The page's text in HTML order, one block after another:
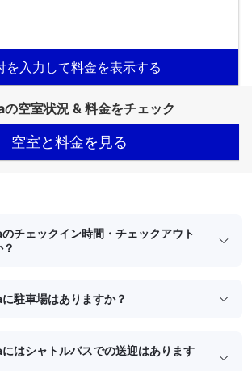
を入力して料金を表示する
空室状況 & 料金をチェック
空室と料金を見る
チェックイン時間・チェックアウト
駐車場はありますか？
はシャトルバスでの送迎はあります